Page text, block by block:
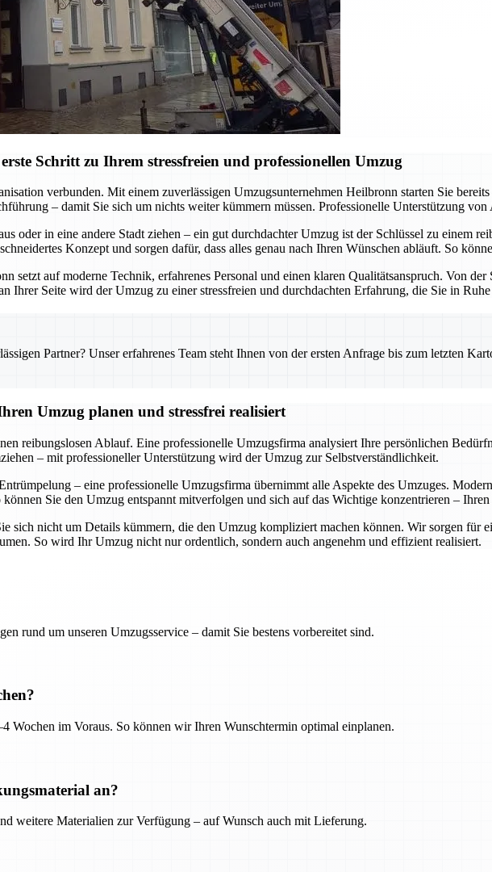
Schritt zu Ihrem stressfreien und professionellen Umzug
verbunden. Mit einem zuverlässigen Umzugsunternehmen Heilbronn starten Sie
– damit Sie sich um nichts weiter kümmern müssen. Professionelle Unterstützung
oder in eine andere Stadt ziehen – ein gut durchdachter Umzug ist der Schlüssel zu einem
Konzept und sorgen dafür, dass alles genau nach Ihren Wünschen abläuft. So
setzt auf moderne Technik, erfahrenes Personal und einen klaren Qualitätsanspruch. Von
Ihrer Seite wird der Umzug zu einer stressfreien und durchdachten Erfahrung, die Sie in
Partner? Unser erfahrenes Team steht Ihnen von der ersten Anfrage bis zum letzten
Umzug planen und stressfrei realisiert
reibungslosen Ablauf. Eine professionelle Umzugsfirma analysiert Ihre persönlichen
– mit professioneller Unterstützung wird der Umzug zur Selbstverständlichkeit.
– eine professionelle Umzugsfirma übernimmt alle Aspekte des Umzuges.
Sie den Umzug entspannt mitverfolgen und sich auf das Wichtige konzentrieren – Ihren
sich nicht um Details kümmern, die den Umzug kompliziert machen können. Wir sorgen für
So wird Ihr Umzug nicht nur ordentlich, sondern auch angenehm und effizient realisiert.
rund um unseren Umzugsservice – damit Sie bestens vorbereitet sind.
Wochen im Voraus. So können wir Ihren Wunschtermin optimal einplanen.
an?
weitere Materialien zur Verfügung – auf Wunsch auch mit Lieferung.